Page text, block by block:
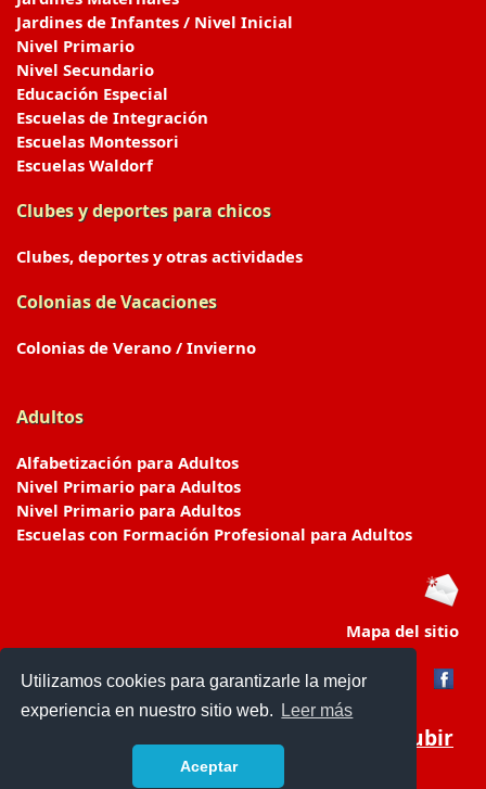
Utilizamos cookies para garantizarle la mejor
experiencia en nuestro sitio web.
Leer más
Aceptar
Jardines de Infantes / Nivel Inicial
Nivel Primario
Nivel Secundario
Educación Especial
Escuelas de Integración
Escuelas Montessori
Escuelas Waldorf
Clubes y deportes para chicos
Clubes, deportes y otras actividades
Colonias de Vacaciones
Colonias de Verano / Invierno
Adultos
Alfabetización para Adultos
Nivel Primario para Adultos
Nivel Primario para Adultos
Escuelas con Formación Profesional para Adultos
Mapa del sitio
Subir